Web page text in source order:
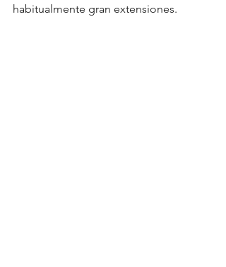
habitualmente gran extensiones.